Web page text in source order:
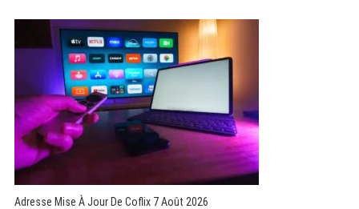
Adresse Mise À Jour De Coflix 7 Août 2026